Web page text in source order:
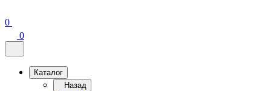
0
0
Каталог
Назад